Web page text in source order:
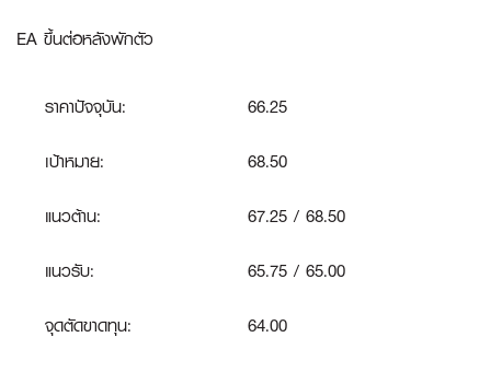
EA ขึ้นต่อหลังพักตัว
ราคาปัจจุบัน:
66.25
เป้าหมาย:
68.50
แนวต้าน:
67.25 / 68.50
แนวรับ:
65.75 / 65.00
จุดตัดขาดทุน:
64.00